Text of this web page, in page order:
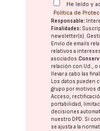
He leído y
Política de
Responsable:
Finalidades:
newsletter(s).
Envío de emails
relativos a
asociados.
relación con Ud., o
llevar a cabo las
Los datos pueden
grupo por motivos
Acceso,
portabilidad,
decisiones
nuestro DPD. Si
se ajusta a la